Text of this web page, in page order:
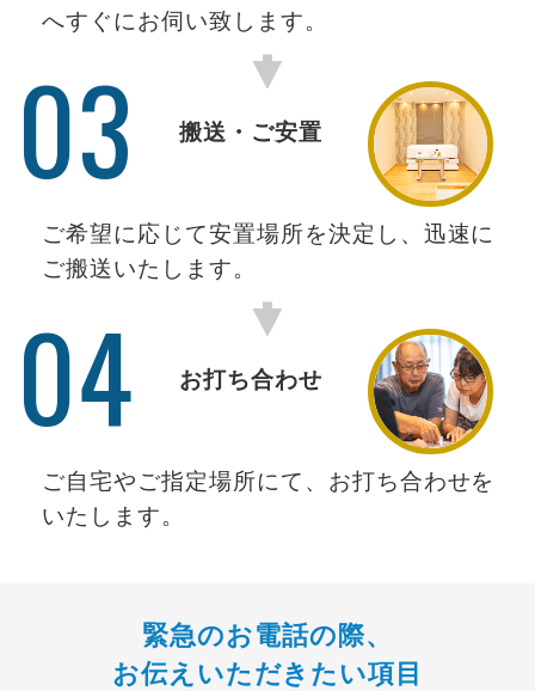
へすぐにお伺い致します。
03 搬送・ご安置
ご希望に応じて安置場所を決定し、迅速に
ご搬送いたします。
04 お打ち合わせ
ご自宅やご指定場所にて、お打ち合わせを
いたします。
緊急のお電話の際、
お伝えいただきたい項目